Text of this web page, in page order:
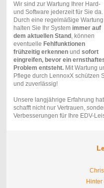
Wir sind zur Wartung Ihrer Hard-
und Software jederzeit für Sie da.
Durch eine regelmäßige Wartung
halten Sie Ihr System immer auf
dem aktuellen Stand , können
eventuelle Fehlfunktionen
frühzeitig erkennenund sofort
eingreifen, bevor ein
Problem entsteht.Mit Wartung
Pflege durch LennoxX schützen
und zuverlässig!
Unsere langjährige Erfahrung
schafft nicht nur Vertrauen,
Verbesserungen für Ihre EDV-
Hinter